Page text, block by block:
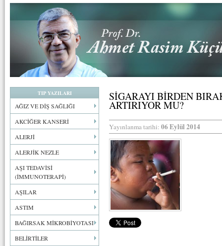
TIP YAZILARI
AĞIZ VE DİŞ SAĞLIĞI
AKCİĞER KANSERİ
ALERJİ
ALERJİK NEZLE
AŞI TEDAVİSİ
(İMMUNOTERAPİ)
AŞILAR
ASTIM
BAĞIRSAK MİKROBİYOTASI
BELİRTİLER
SİGARAYI BİRDEN
ARTIRIYOR MU?
Yayınlanma tarihi: 06 Eylül 2014